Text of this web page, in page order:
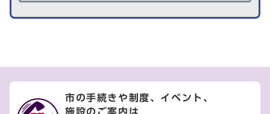
市の手続きや制度、イベント、
施設のご案内は